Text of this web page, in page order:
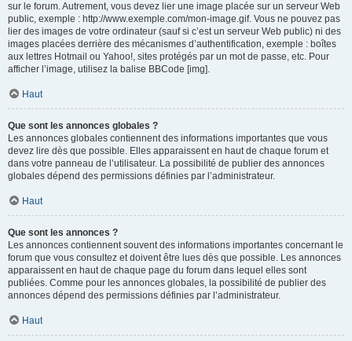
sur le forum. Autrement, vous devez lier une image placée sur un serveur Web
public, exemple : http://www.exemple.com/mon-image.gif. Vous ne pouvez pas
lier des images de votre ordinateur (sauf si c’est un serveur Web public) ni des
images placées derrière des mécanismes d’authentification, exemple : boîtes
aux lettres Hotmail ou Yahoo!, sites protégés par un mot de passe, etc. Pour
afficher l’image, utilisez la balise BBCode [img].
Haut
Que sont les annonces globales ?
Les annonces globales contiennent des informations importantes que vous
devez lire dès que possible. Elles apparaissent en haut de chaque forum et
dans votre panneau de l’utilisateur. La possibilité de publier des annonces
globales dépend des permissions définies par l’administrateur.
Haut
Que sont les annonces ?
Les annonces contiennent souvent des informations importantes concernant le
forum que vous consultez et doivent être lues dès que possible. Les annonces
apparaissent en haut de chaque page du forum dans lequel elles sont
publiées. Comme pour les annonces globales, la possibilité de publier des
annonces dépend des permissions définies par l’administrateur.
Haut